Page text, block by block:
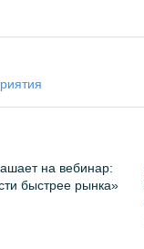
на вебинар:
быстрее рынка»